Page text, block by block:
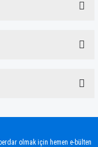
olmak için hemen e-bülten